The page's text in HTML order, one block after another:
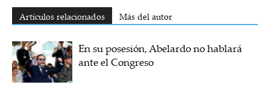
Artículos relacionados Más del autor
En su posesión, Abelardo no hablará
ante el Congreso